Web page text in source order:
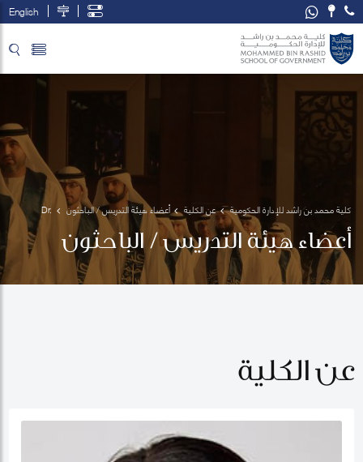
English
كلية محمد بن راشد للإدارة الحكومية عن الكلية أعضاء هيئة التدريس / الباحثون
Dr.
Yulia
Aray
أعضاء هيئة التدريس / الباحثون
عن الكلية